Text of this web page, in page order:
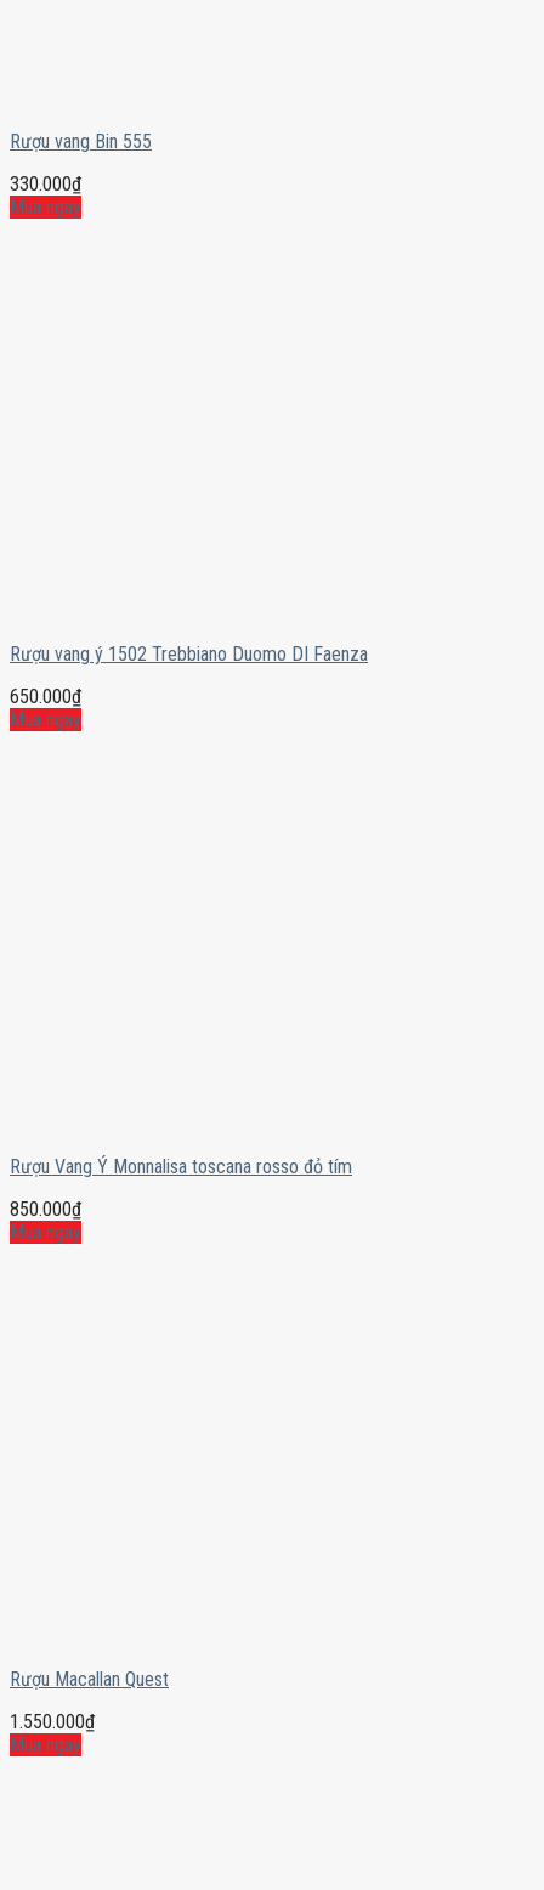
Rượu vang Bin 555
330.000₫
Mua ngay
Rượu vang ý 1502 Trebbiano Duomo DI Faenza
650.000₫
Mua ngay
Rượu Vang Ý Monnalisa toscana rosso đỏ tím
850.000₫
Mua ngay
Rượu Macallan Quest
1.550.000₫
Mua ngay